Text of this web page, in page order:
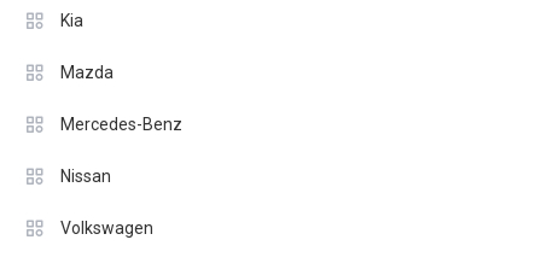
Kia
Mazda
Mercedes-Benz
Nissan
Volkswagen